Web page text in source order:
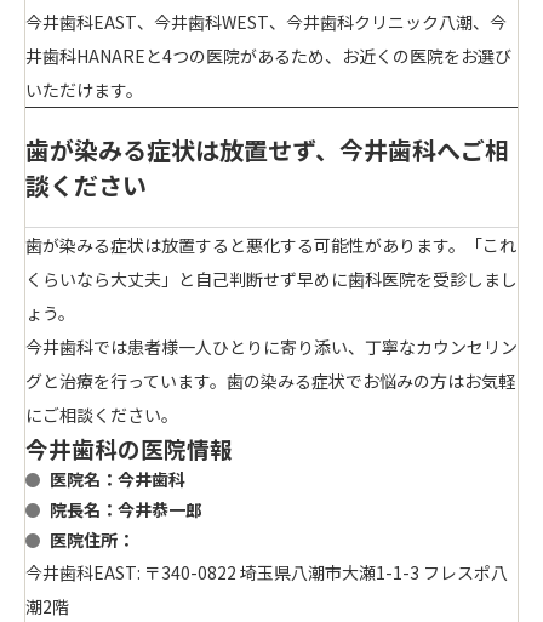
今井歯科EAST、今井歯科WEST、今井歯科クリニック八潮、今
井歯科HANAREと4つの医院があるため、お近くの医院をお選び
いただけます。
歯が染みる症状は放置せず、今井歯科へご相
談ください
歯が染みる症状は放置すると悪化する可能性があります。「これ
くらいなら大丈夫」と自己判断せず早めに歯科医院を受診しまし
ょう。
今井歯科では患者様一人ひとりに寄り添い、 丁寧なカウンセリン
グと治療を行っています。歯の染みる症状でお悩みの方はお気軽
にご相談ください。
今井歯科の医院情報
医院名：今井歯科
院長名：今井恭一郎
医院住所：
今井歯科EAST: 〒340-0822 埼玉県八潮市大瀬1-1-3 フレスポ八
潮2階